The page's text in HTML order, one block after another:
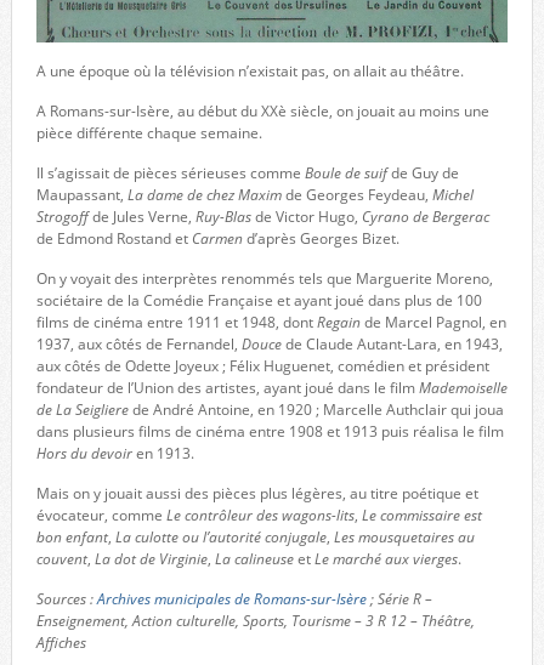
A une époque où la télévision n’existait pas, on allait au théâtre.
A Romans-sur-Isère, au début du XXè siècle, on jouait au moins une
pièce différente chaque semaine.
Il s’agissait de pièces sérieuses comme Boule de suifde Guy de
Maupassant, La dame de chez Maximde Georges Feydeau, Michel
Strogoffde Jules Verne, Ruy-Blasde Victor Hugo, Cyrano de Bergerac
de Edmond Rostand et Carmend’après Georges Bizet.
On y voyait des interprètes renommés tels que Marguerite Moreno,
sociétaire de la Comédie Française et ayant joué dans plus de 100
films de cinéma entre 1911 et 1948, dontRegainde Marcel Pagnol, en
1937, aux côtés de Fernandel, Doucede Claude Autant-Lara, en 1943,
aux côtés de Odette Joyeux ; Félix Huguenet, comédien et président
fondateur de l’Union des artistes, ayant joué dans le filmMademoiselle
de La Seiglierede André Antoine, en 1920 ; Marcelle Authclair qui joua
dans plusieurs films de cinéma entre 1908 et 1913 puis réalisa le film
Hors du devoiren 1913.
Mais on y jouait aussi des pièces plus légères, au titre poétique et
évocateur, comme Le contrôleur des wagons-lits, Le commissaire est
bon enfant, La culotte ou l’autorité conjugale, Les mousquetaires au
couvent, La dot de Virginie, La calineuseetLe marché aux vierges.
Sources :Archives municipales de Romans-sur-Isère; Série R –
Enseignement, Action culturelle, Sports, Tourisme – 3 R 12 – Théâtre,
Affiches